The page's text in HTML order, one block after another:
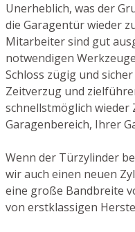
Unerheblich, was der
die Garagentür wieder
Mitarbeiter sind gut
notwendigen
Schloss zügig und
Zeitverzug und
schnellstmöglich
Garagenbereich, Ihrer
Wenn der Türzylinder
wir auch einen neuen
eine große Bandbreite
von erstklassigen